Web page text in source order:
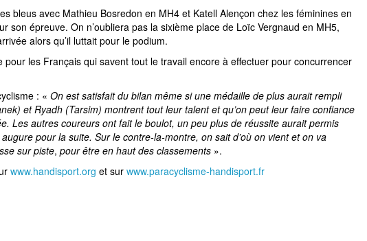
bleus avec Mathieu Bosredon en MH4 et Katell Alençon chez les féminines en
son épreuve. On n’oubliera pas la sixième place de Loïc Vergnaud en MH5,
alors qu’il luttait pour le podium.
les Français qui savent tout le travail encore à effectuer pour concurrencer
: « On est satisfait du bilan même si une médaille de plus aurait rempli
et Ryadh (Tarsim) montrent tout leur talent et qu’on peut leur faire confiance
Les autres coureurs ont fait le boulot, un peu plus de réussite aurait permis
pour la suite. Sur le contre-la-montre, on sait d’où on vient et on va
sur piste, pour être en haut des classements ».
www.handisport.org et sur www.paracyclisme-handisport.fr